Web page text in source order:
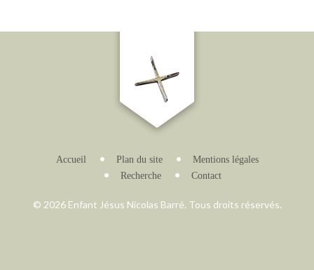
Accueil Plan du site
Mentions légales
Recherche
Contact
© 2026 Enfant Jésus Nicolas Barré. Tous droits réservés.